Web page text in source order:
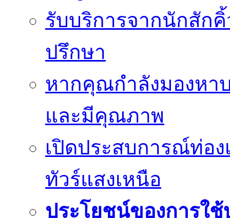
รับบริการจากนักสัก
ปรึกษา
หากคุณกำลังมองหา
และมีคุณภาพ
เปิดประสบการณ์ท่อ
ทัวร์แสงเหนือ
ประโยชน์ของการใ